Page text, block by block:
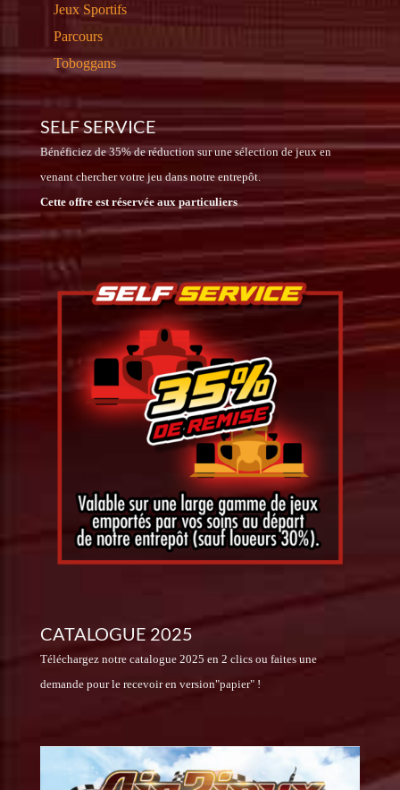
Jeux Sportifs
Parcours
Toboggans
SELF SERVICE
Bénéficiez de 35% de réduction sur une sélection de jeux en
venant chercher votre jeu dans notre entrepôt.
Cette offre est réservée aux particuliers
CATALOGUE 2025
Téléchargez notre catalogue 2025 en 2 clics ou faites une
demande pour le recevoir en version"papier" !